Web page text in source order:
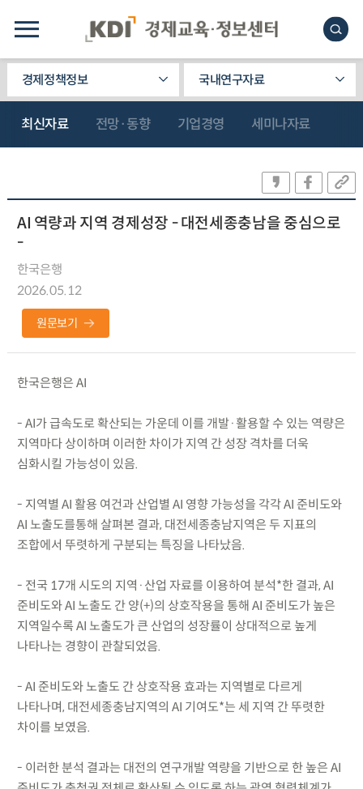
경제정책정보 국내연구자료
최신자료 전망·동향 기업경영 세미나자료
AI 역량과 지역 경제성장 - 대전세종충남을 중심으로
-
한국은행
2026.05.12
원문보기
한국은행은 AI
- AI가 급속도로 확산되는 가운데 이를 개발·활용할 수 있는 역량은
지역마다 상이하며 이러한 차이가 지역 간 성장 격차를 더욱
심화시킬 가능성이 있음.
- 지역별 AI 활용 여건과 산업별 AI 영향 가능성을 각각 AI 준비도와
AI 노출도를통해 살펴본 결과, 대전세종충남지역은 두 지표의
조합에서 뚜렷하게 구분되는 특징을 나타났음.
- 전국 17개 시도의 지역·산업 자료를 이용하여 분석*한 결과, AI
준비도와 AI 노출도 간 양(+)의 상호작용을 통해 AI 준비도가 높은
지역일수록 AI 노출도가 큰 산업의 성장률이 상대적으로 높게
나타나는 경향이 관찰되었음.
- AI 준비도와 노출도 간 상호작용 효과는 지역별로 다르게
나타나며, 대전세종충남지역의 AI 기여도*는 세 지역 간 뚜렷한
차이를 보였음.
- 이러한 분석 결과는 대전의 연구개발 역량을 기반으로 한 높은 AI